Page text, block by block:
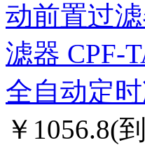
动前置过
滤器 CPF-
全自动定
￥1056.8(